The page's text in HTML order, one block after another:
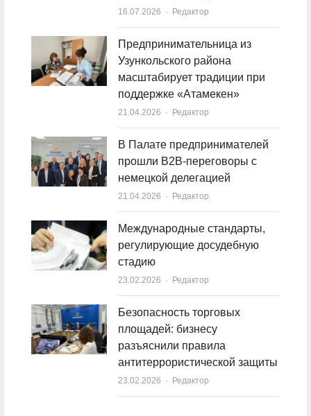
16.07.2026 Author
Редактор
Предпринимательница из
Узункольского района
масштабирует традиции при
поддержке «Атамекен»
21.04.2026 Author
Редактор
В Палате предпринимателей
прошли B2B-переговоры с
немецкой делегацией
21.04.2026 Author
Редактор
Международные стандарты,
регулирующие досудебную
стадию
23.02.2026 Author
Редактор
Безопасность торговых
площадей: бизнесу
разъяснили правила
антитеррористической защиты
23.02.2026 Author
Редактор